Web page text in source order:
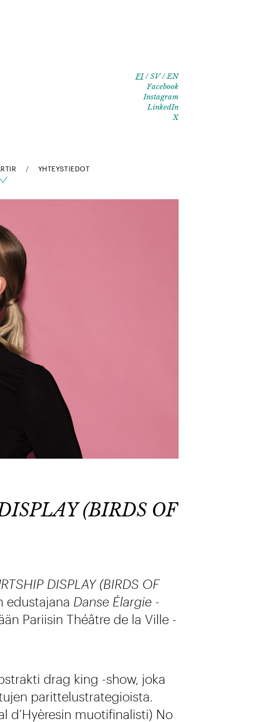
FI SV
EN
Facebook
Instagram
LinkedIn
X
YHTEYSTIEDOT
(BIRDS OF
DISPLAY (BIRDS OF
edustajana Danse Élargie-
Pariisin Théâtre de la Ville -
drag king -show, joka
parittelustrategioista.
d’Hyèresin muotifinalisti) No